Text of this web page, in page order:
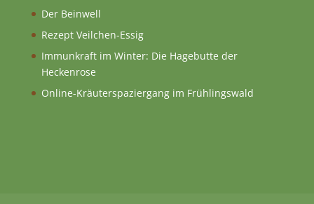
Der Beinwell
Rezept Veilchen-Essig
Immunkraft im Winter: Die Hagebutte der
Heckenrose
Online-Kräuterspaziergang im Frühlingswald